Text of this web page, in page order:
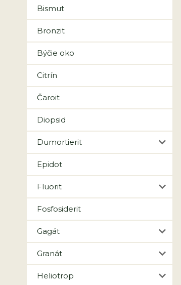
Bismut
Bronzit
Býčie oko
Citrín
Čaroit
Diopsid
Dumortierit
Epidot
Fluorit
Fosfosiderit
Gagát
Granát
Heliotrop